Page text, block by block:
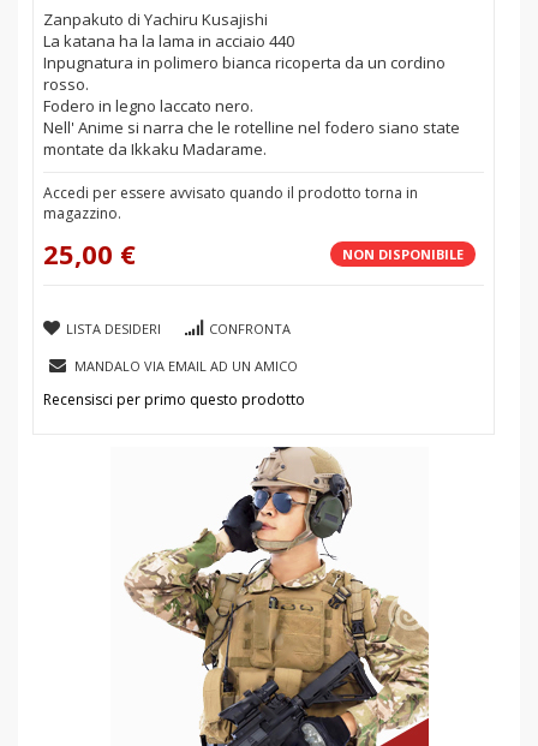
Zanpakuto di Yachiru Kusajishi
La katana ha la lama in acciaio 440
Inpugnatura in polimero bianca ricoperta da un cordino
rosso.
Fodero in legno laccato nero.
Nell' Anime si narra che le rotelline nel fodero siano state
montate da Ikkaku Madarame.
Accedi per essere avvisato quando il prodotto torna in
magazzino.
NON DISPONIBILE
25,00 €
LISTA DESIDERI CONFRONTA
MANDALO VIA EMAIL AD UN AMICO
Recensisci per primo questo prodotto